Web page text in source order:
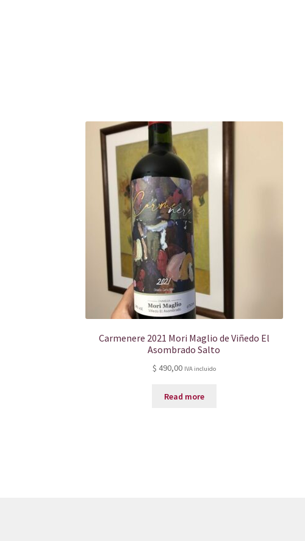
Carmenere 2021 Mori Maglio de Viñedo El
Asombrado Salto
$ 490,00 IVA incluido
Read more